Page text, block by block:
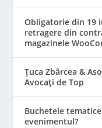
Obligatorie din 19
retragere din
magazinele
Țuca Zbârcea &
Avocați de Top
Buchetele
evenimentul?